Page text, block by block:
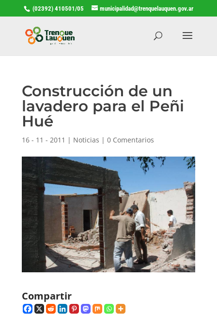
(02392) 410501/05 municipalidad@trenquelauquen.gov.ar
Construcción de un
lavadero para el Peñi
Hué
16 - 11 - 2011 | Noticias | 0 Comentarios
Compartir